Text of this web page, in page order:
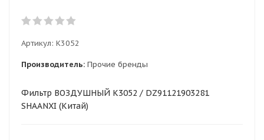
Артикул: K3052
Производитель: Прочие бренды
Фильтр ВОЗДУШНЫЙ K3052 / DZ91121903281
SHAANXI (Китай)